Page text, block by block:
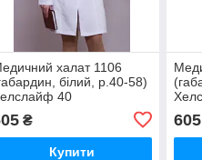
халат 1106
білий, р.40-58)
40
₴
Купити
605